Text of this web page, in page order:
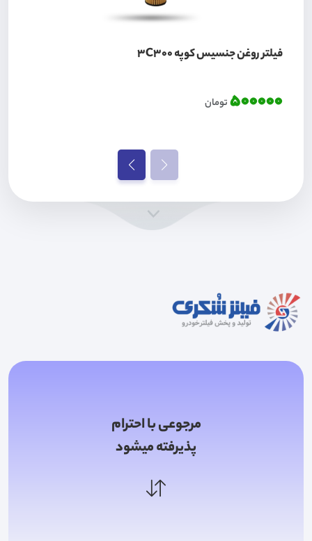
فیلتر روغن جنسیس کوپه 3C300
500000تومان
مرجوعی با احترام
پذیرفته میشود